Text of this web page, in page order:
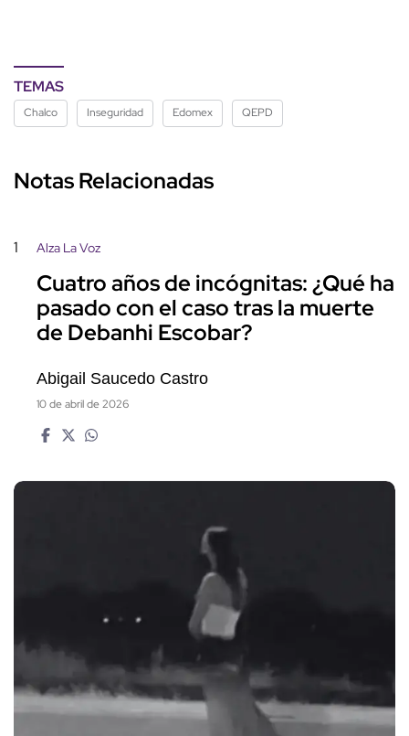
TEMAS
Chalco Inseguridad Edomex QEPD
Notas Relacionadas
1 Alza La Voz
Cuatro años de incógnitas: ¿Qué ha
pasado con el caso tras la muerte
de Debanhi Escobar?
Abigail Saucedo Castro
10 de abril de 2026